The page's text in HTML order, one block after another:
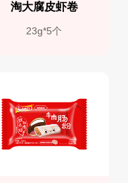
淘大腐皮虾卷
23g*5个